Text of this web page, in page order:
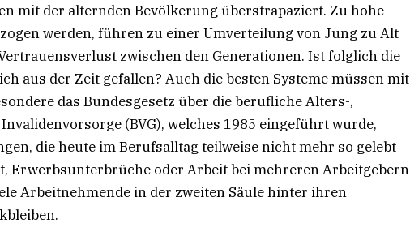
mit der alternden Bevölkerung überstrapaziert. Zu hohe
werden, führen zu einer Umverteilung von Jung zu Alt
zwischen den Generationen. Ist folglich die
aus der Zeit gefallen? Auch die besten Systeme müssen mit
das Bundesgesetz über die berufliche Alters-,
(BVG), welches 1985 eingeführt wurde,
die heute im Berufsalltag teilweise nicht mehr so gelebt
Erwerbsunterbrüche oder Arbeit bei mehreren Arbeitgebern
Arbeitnehmende in der zweiten Säule hinter ihren